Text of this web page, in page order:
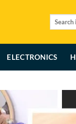
Search
for:
ELECTRONICS